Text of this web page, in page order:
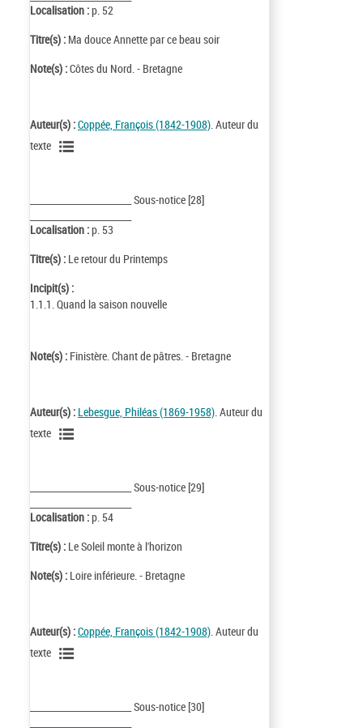
Localisation :p. 52
Titre(s) : Ma douce Annette par ce beau soir
Note(s) :Côtes du Nord. - Bretagne
Auteur(s) :Coppée, François (1842-1908). Auteur du
texte
_________________________ Sous-notice [28]
Localisation :p. 53
Titre(s) : Le retour du Printemps
Incipit(s) :
1.1.1. Quand la saison nouvelle
Note(s) : Finistère. Chant de pâtres. - Bretagne
Auteur(s) : Lebesgue, Philéas (1869-1958). Auteur du
texte
_________________________ Sous-notice [29]
Localisation :p. 54
Titre(s) : Le Soleil monte à l'horizon
Note(s) : Loire inférieure. - Bretagne
Auteur(s) :Coppée, François (1842-1908). Auteur du
texte
_________________________ Sous-notice [30]